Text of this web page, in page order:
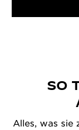
SO
Alles, was sie